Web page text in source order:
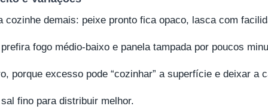
cozinhe demais: peixe pronto fica opaco, lasca com
fogo médio-baixo e panela tampada por poucos
porque excesso pode “cozinhar” a superfície e deixar a
fino para distribuir melhor.